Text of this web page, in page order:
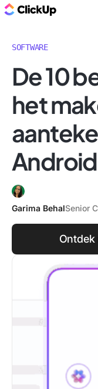
SOFTWARE
De 10
het
Garima BehalSenior
Ontdek